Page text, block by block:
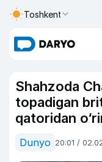
Toshkent
Shahzoda
topadigan
qatoridan
Dunyo 20:01 /